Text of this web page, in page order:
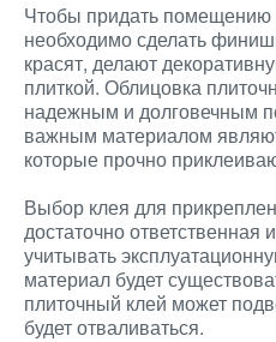
Чтобы придать помещению
необходимо сделать
красят, делают
плиткой. Облицовка
надежным и долговечным
важным материалом
которые прочно
Выбор клея для
достаточно
учитывать
материал будет
плиточный клей может
будет отваливаться.